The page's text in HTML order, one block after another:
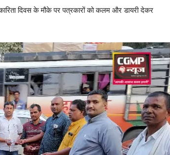
दिवस के मौके पर पत्रकारों को कलम और डायरी देकर